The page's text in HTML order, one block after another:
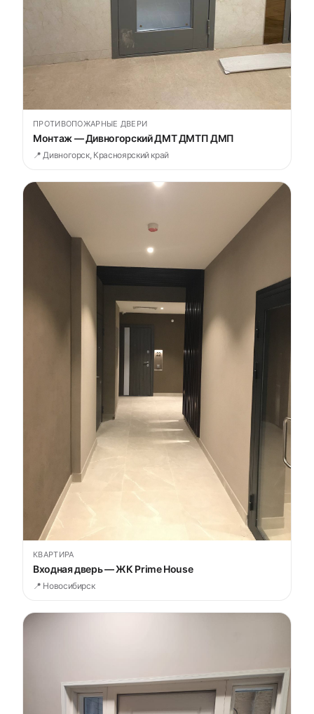
ПРОТИВОПОЖАРНЫЕ ДВЕРИ
Монтаж — Дивногорский ДМТ ДМТП ДМП
📍 Дивногорск, Красноярский край
КВАРТИРА
Входная дверь — ЖК Prime House
📍 Новосибирск